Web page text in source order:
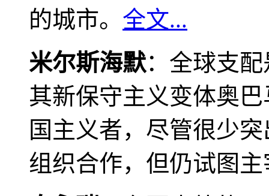
的城市。 全文...
米尔斯海默：全球支
其新保守主义变体奥
国主义者，尽管很少
组织合作，但仍试图